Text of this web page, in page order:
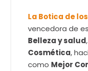
La Botica de
vencedora de
Belleza y salud
Cosmética,
como Mejor